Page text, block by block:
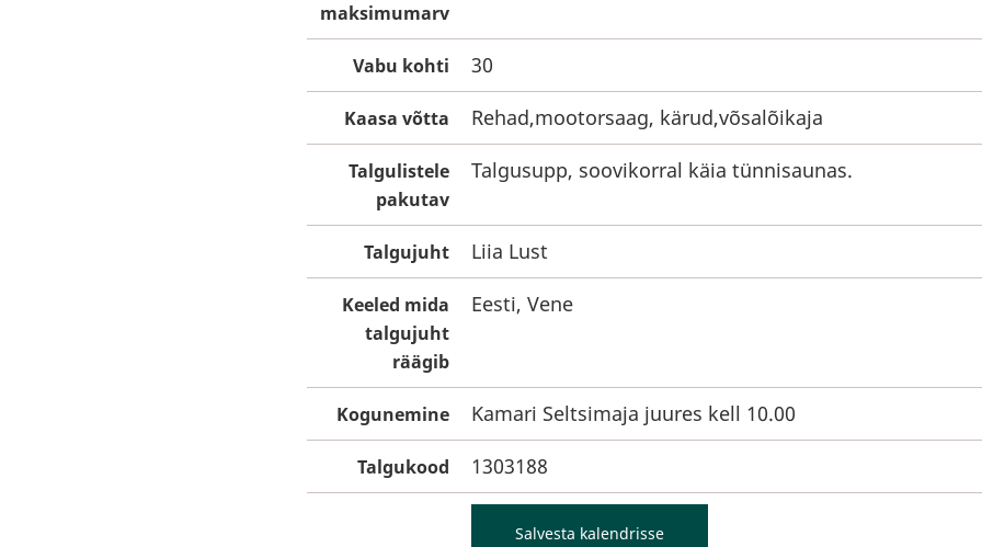
maksimumarv
Vabu kohti 30
Kaasa võtta Rehad,mootorsaag, kärud,võsalõikaja
Talgulistele
pakutav
Talgusupp, soovikorral käia tünnisaunas.
Talgujuht Liia Lust
Keeled mida
talgujuht
räägib
Eesti, Vene
Kogunemine Kamari Seltsimaja juures kell 10.00
Talgukood 1303188
Salvesta kalendrisse